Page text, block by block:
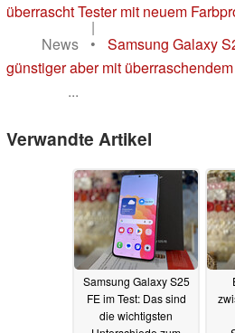
überrascht Tester mit neuem
|
News
•
Samsung Galaxy
günstiger aber mit
...
Verwandte Artikel
Samsung Galaxy S25
FE im Test: Das sind
die wichtigsten